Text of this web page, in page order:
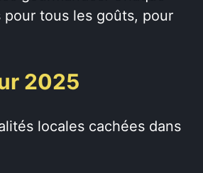
tous les goûts, pour
2025
locales cachées dans